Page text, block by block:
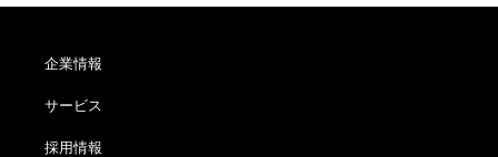
企業情報
サービス
採用情報